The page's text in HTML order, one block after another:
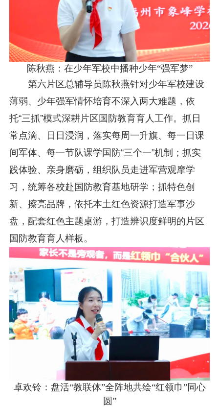
陈秋燕：在少年军校中播种少年“强军梦”
第六片区总辅导员陈秋燕针对少年军校建设
薄弱、少年强军情怀培育不深入两大难题，依
托“三抓”模式深耕片区国防教育育人工作。抓日
常点滴、日日浸润，落实每周一升旗、每一日课
间军体、每一节队课学国防“三个一”机制；抓实
践体验、亲身磨砺，组织队员走进军营观摩学
习，统筹各校赴国防教育基地研学；抓特色创
新、擦亮品牌，依托本土红色资源打造军事沙
盘，配套红色主题桌游，打造辨识度鲜明的片区
国防教育育人样板。
卓欢铃：盘活“教联体”全阵地共绘“红领巾”同心
圆”